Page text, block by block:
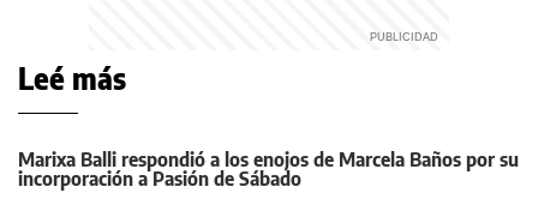
Leé más
Marixa Balli respondió a los enojos de Marcela Baños por su
incorporación a Pasión de Sábado